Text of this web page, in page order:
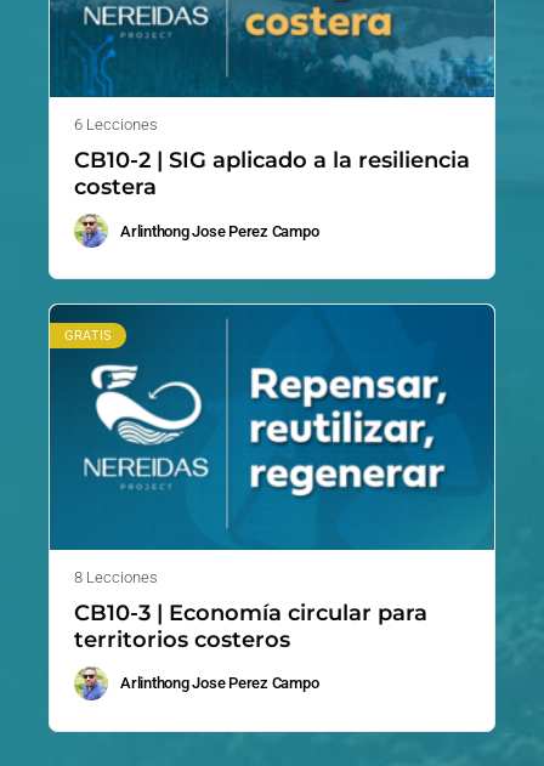
6 Lecciones
CB10-2 | SIG aplicado a la resiliencia
costera
Arlinthong Jose Perez Campo
GRATIS
8 Lecciones
CB10-3 | Economía circular para
territorios costeros
Arlinthong Jose Perez Campo